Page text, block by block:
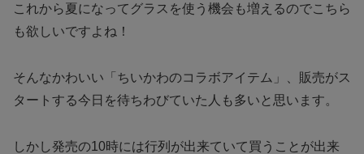
これから夏になってグラスを使う機会も増えるのでこちら
も欲しいですよね！
そんなかわいい「ちいかわのコラボアイテム」、販売がス
タートする今日を待ちわびていた人も多いと思います。
しかし発売の10時には行列が出来ていて買うことが出来